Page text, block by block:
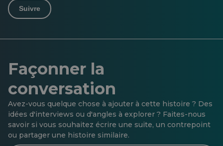
Suivre
Façonner la
conversation
Avez-vous quelque chose à ajouter à cette histoire ? Des
idées d'interviews ou d'angles à explorer ? Faites-nous
savoir si vous souhaitez écrire une suite, un contrepoint
ou partager une histoire similaire.